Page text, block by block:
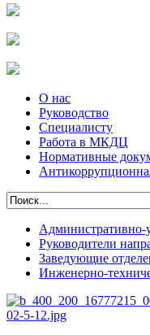
О нас
Руководство
Специалисту
Работа в МКДЦ
Нормативные
Административно-
Руководители
Заведующие
Инженерно-